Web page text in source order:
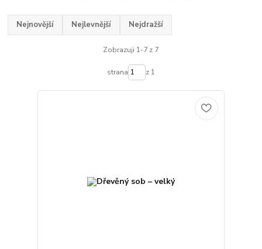
Nejnovější Nejlevnější Nejdražší
Zobrazuji 1-7 z 7
strana z 1